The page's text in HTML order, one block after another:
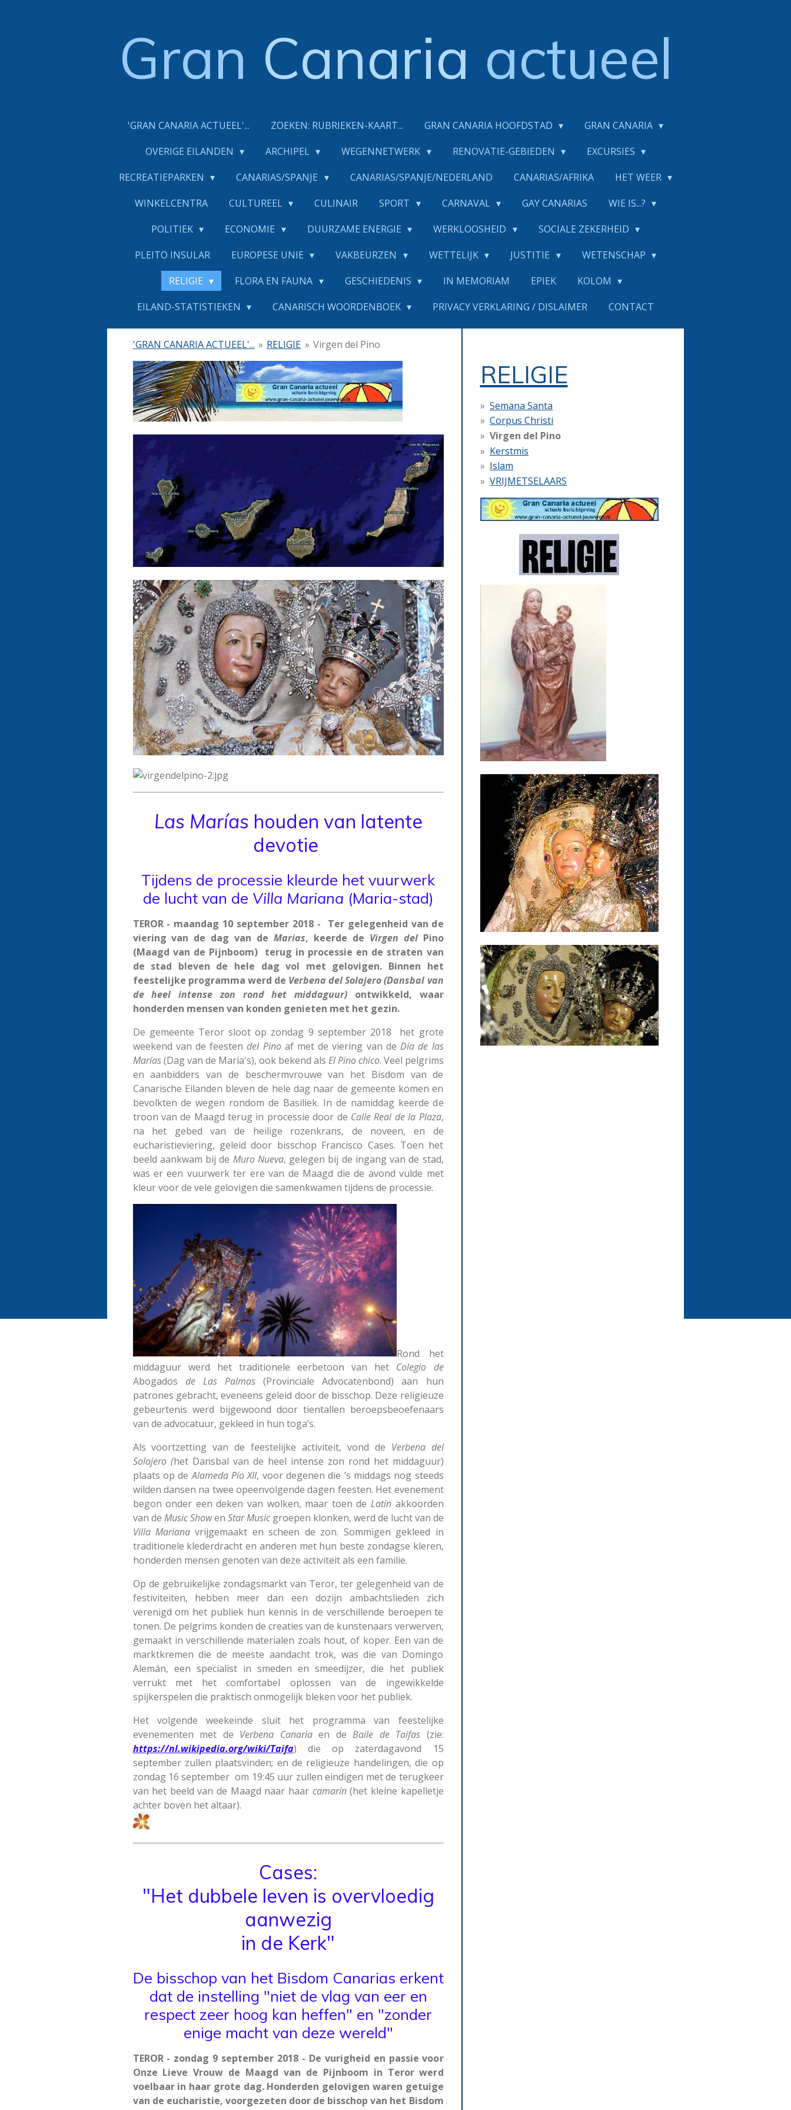
Gran Canaria actueel
'GRAN CANARIA ACTUEEL'... ZOEKEN: RUBRIEKEN-KAART... GRAN CANARIA HOOFDSTAD
GRAN CANARIA
OVERIGE EILANDEN
ARCHIPEL WEGENNETWERK RENOVATIE-GEBIEDEN
EXCURSIES
RECREATIEPARKEN
CANARIAS/SPANJE CANARIAS/SPANJE/NEDERLAND CANARIAS/AFRIKA
HET WEER
WINKELCENTRA
CULTUREEL CULINAIR SPORT CARNAVAL GAY CANARIAS
WIE IS...?
POLITIEK
ECONOMIE DUURZAME ENERGIE WERKLOOSHEID
SOCIALE ZEKERHEID
PLEITO INSULAR
EUROPESE UNIE VAKBEURZEN WETTELIJK JUSTITIE
WETENSCHAP
RELIGIE
FLORA EN FAUNA GESCHIEDENIS IN MEMORIAM EPIEK
KOLOM
EILAND-STATISTIEKEN
CANARISCH WOORDENBOEK PRIVACY VERKLARING / DISLAIMER CONTACT
'GRAN CANARIA ACTUEEL'... » RELIGIE » Virgen del Pino
Las Marías houden van latente
devotie
Tijdens de processie kleurde het vuurwerk
de lucht van de Villa Mariana (Maria-stad)
TEROR - maandag 10 september 2018 - Ter gelegenheid van de
viering van de dag van de Marias, keerde de Virgen delPino
(Maagd van de Pijnboom) terug in processie en de straten van
de stad bleven de hele dag vol met gelovigen. Binnen het
feestelijke programma werd de Verbena delSolajero (Dansbal van
de heel intense zon rond het middaguur) ontwikkeld, waar
honderden mensen van konden genieten met het gezin.
De gemeente Teror sloot op zondag 9 september 2018 het grote
weekend van de feestendel Pinoaf met de viering van deDía de las
Marías(Dag van de Maria's), ook bekend als El Pino chico. Veel pelgrims
en aanbidders van de beschermvrouwe van het Bisdom van de
Canarische Eilanden bleven de hele dag naar de gemeente komen en
bevolkten de wegen rondom de Basiliek. In de namiddag keerde de
troon van de Maagd terug in processie door de Calle Real de la Plaza,
na het gebed van de heilige rozenkrans, de noveen, en de
eucharistieviering, geleid door bisschop Francisco Cases. Toen het
beeld aankwam bij de Muro Nueva, gelegen bij de ingang van de stad,
was er een vuurwerk ter ere van de Maagd die de avond vulde met
kleur voor de vele gelovigen die samenkwamen tijdens de processie.
Rond het
middaguur werd het traditionele eerbetoon van het Colegio de
Abogados de Las Palmas(Provinciale Advocatenbond) aan hun
patrones gebracht, eveneens geleid door de bisschop. Deze religieuze
gebeurtenis werd bijgewoond door tientallen beroepsbeoefenaars
van de advocatuur, gekleed in hun toga’s.
Als voortzetting van de feestelijke activiteit, vond de Verbena del
Solajero (het Dansbal van de heel intense zon rond het middaguur)
plaats op deAlameda Pío XII, voor degenen die ’s middags nog steeds
wilden dansen na twee opeenvolgende dagen feesten. Het evenement
begon onder een deken van wolken, maar toen de Latin akkoorden
van de Music Showen Star Musicgroepen klonken, werd de lucht van de
Villa Marianavrijgemaakt en scheen de zon. Sommigen gekleed in
traditionele klederdracht en anderen met hun beste zondagse kleren,
honderden mensen genoten van deze activiteit als een familie.
Op de gebruikelijke zondagsmarkt van Teror, ter gelegenheid van de
festiviteiten, hebben meer dan een dozijn ambachtslieden zich
verenigd om het publiek hun kennis in de verschillende beroepen te
tonen. De pelgrims konden de creaties van de kunstenaars verwerven,
gemaakt in verschillende materialen zoals hout, of koper. Een van de
marktkremen die de meeste aandacht trok, was die van Domingo
Alemán, een specialist in smeden en smeedijzer, die het publiek
verrukt met het comfortabel oplossen van de ingewikkelde
spijkerspelen die praktisch onmogelijk bleken voor het publiek.
Het volgende weekeinde sluit het programma van feestelijke
evenementen met de Verbena Canariaen de Baile de Taifas (zie:
https://nl.wikipedia.org/wiki/Taifa) die op zaterdagavond 15
september zullen plaatsvinden; en de religieuze handelingen, die op
zondag 16 september om 19:45 uur zullen eindigen met de terugkeer
van het beeld van de Maagd naar haar camarín(het kleine kapelletje
achter boven het altaar).
Cases:
"Het dubbele leven is overvloedig
aanwezig
in de Kerk"
De bisschop van het Bisdom Canarias erkent
dat de instelling "niet de vlag van eer en
respect zeer hoog kan heffen" en "zonder
enige macht van deze wereld"
TEROR - zondag 9 september 2018 - De vurigheid en passie voor
Onze Lieve Vrouw de Maagd van de Pijnboom in Teror werd
voelbaar in haar grote dag. Honderden gelovigen waren getuige
van de eucharistie, voorgezeten door de bisschop van het Bisdom
RELIGIE
Semana Santa
Corpus Christi
Virgen del Pino
Kerstmis
Islam
VRIJMETSELAARS